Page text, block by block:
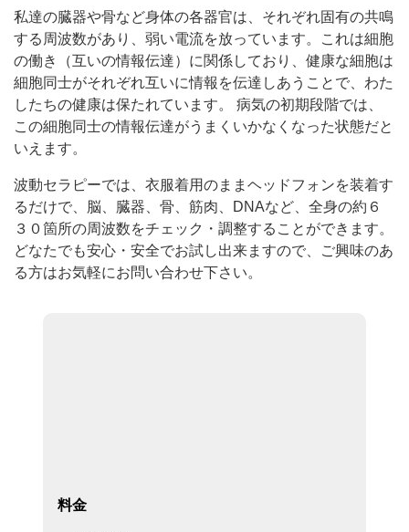
私達の臓器や骨など身体の各器官は、それぞれ固有の共鳴
する周波数があり、弱い電流を放っています。これは細胞
の働き（互いの情報伝達）に関係しており、健康な細胞は
細胞同士がそれぞれ互いに情報を伝達しあうことで、わた
したちの健康は保たれています。 病気の初期段階では、
この細胞同士の情報伝達がうまくいかなくなった状態だと
いえます。
波動セラピーでは、衣服着用のままヘッドフォンを装着す
るだけで、脳、臓器、骨、筋肉、DNAなど、全身の約６
３０箇所の周波数をチェック・調整することができます。
どなたでも安心・安全でお試し出来ますので、ご興味のあ
る方はお気軽にお問い合わせ下さい。
料金